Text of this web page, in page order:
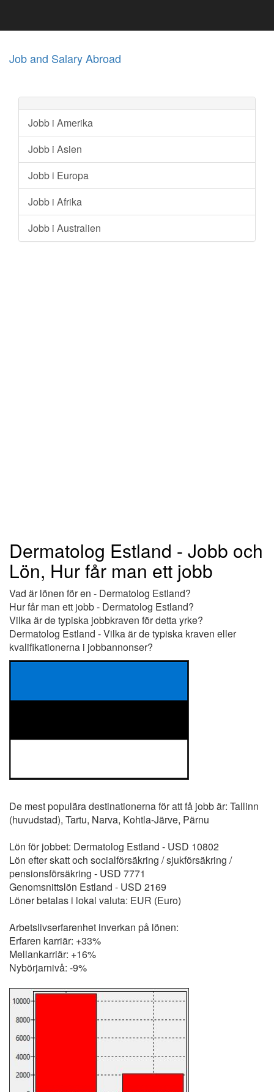
Job and Salary Abroad
Jobb i Amerika
Jobb i Asien
Jobb i Europa
Jobb i Afrika
Jobb i Australien
Dermatolog Estland - Jobb och
Lön, Hur får man ett jobb
Vad är lönen för en - Dermatolog Estland?
Hur får man ett jobb - Dermatolog Estland?
Vilka är de typiska jobbkraven för detta yrke?
Dermatolog Estland - Vilka är de typiska kraven eller
kvalifikationerna i jobbannonser?
De mest populära destinationerna för att få jobb är: Tallinn
(huvudstad), Tartu, Narva, Kohtla-Järve, Pärnu
Lön för jobbet: Dermatolog Estland - USD 10802
Lön efter skatt och socialförsäkring / sjukförsäkring /
pensionsförsäkring - USD 7771
Genomsnittslön Estland - USD 2169
Löner betalas i lokal valuta: EUR (Euro)
Arbetslivserfarenhet inverkan på lönen:
Erfaren karriär: +33%
Mellankarriär: +16%
Nybörjarnivå: -9%